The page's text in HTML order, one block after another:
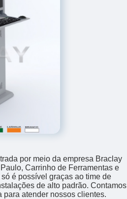
por meio da empresa Braclay
Carrinho de Ferramentas e
é possível graças ao time de
de alto padrão. Contamos
para atender nossos clientes.